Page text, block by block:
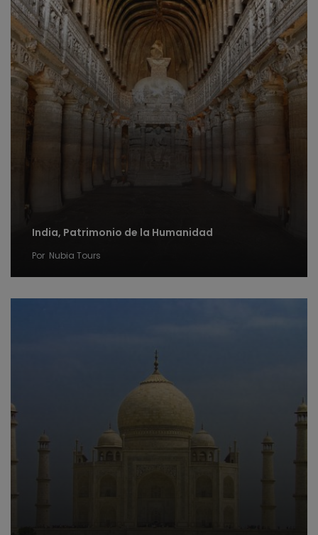
India, Patrimonio de la Humanidad
Por Nubia Tours